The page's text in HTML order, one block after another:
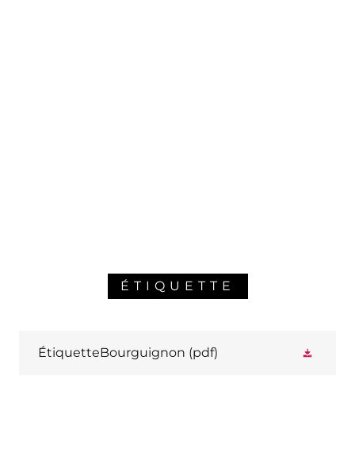
ÉTIQUETTE
ÉtiquetteBourguignon (pdf)